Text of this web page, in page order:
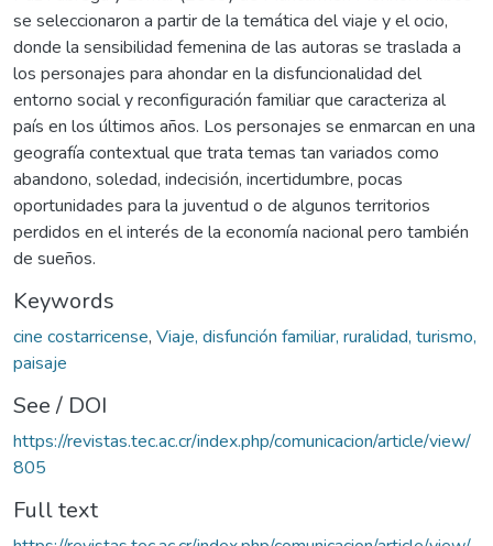
se seleccionaron a partir de la temática del viaje y el ocio,
donde la sensibilidad femenina de las autoras se traslada a
los personajes para ahondar en la disfuncionalidad del
entorno social y reconfiguración familiar que caracteriza al
país en los últimos años. Los personajes se enmarcan en una
geografía contextual que trata temas tan variados como
abandono, soledad, indecisión, incertidumbre, pocas
oportunidades para la juventud o de algunos territorios
perdidos en el interés de la economía nacional pero también
de sueños.
Keywords
cine costarricense, Viaje, disfunción familiar, ruralidad, turismo,
paisaje
See / DOI
https://revistas.tec.ac.cr/index.php/comunicacion/article/view/
805
Full text